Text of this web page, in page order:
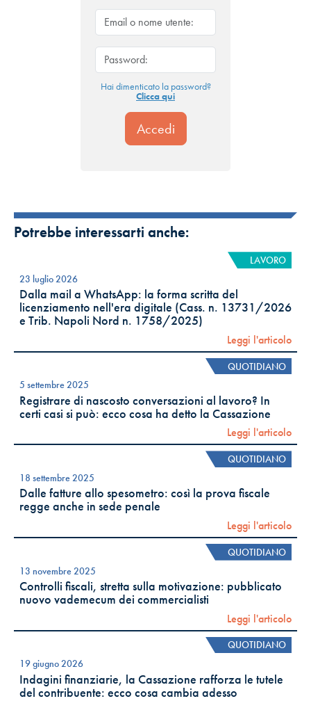
Hai dimenticato la password?
Clicca qui
Potrebbe interessarti anche:
LAVORO
23 luglio 2026
Dalla mail a WhatsApp: la forma scritta del
licenziamento nell'era digitale (Cass. n. 13731/2026
e Trib. Napoli Nord n. 1758/2025)
Leggi l'articolo
QUOTIDIANO
5 settembre 2025
Registrare di nascosto conversazioni al lavoro? In
certi casi si può: ecco cosa ha detto la Cassazione
Leggi l'articolo
QUOTIDIANO
18 settembre 2025
Dalle fatture allo spesometro: così la prova fiscale
regge anche in sede penale
Leggi l'articolo
QUOTIDIANO
13 novembre 2025
Controlli fiscali, stretta sulla motivazione: pubblicato
nuovo vademecum dei commercialisti
Leggi l'articolo
QUOTIDIANO
19 giugno 2026
Indagini finanziarie, la Cassazione rafforza le tutele
del contribuente: ecco cosa cambia adesso